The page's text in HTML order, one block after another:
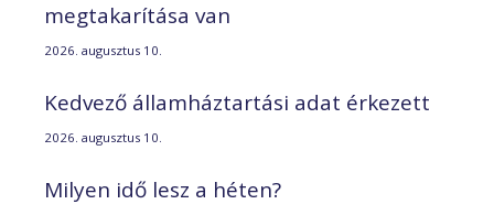
megtakarítása van
2026. augusztus 10.
Kedvező államháztartási adat érkezett
2026. augusztus 10.
Milyen idő lesz a héten?